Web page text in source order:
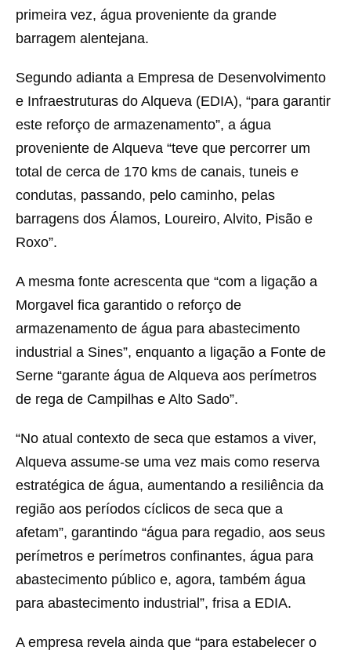
primeira vez, água proveniente da grande
barragem alentejana.
Segundo adianta a Empresa de Desenvolvimento
e Infraestruturas do Alqueva (EDIA), “para garantir
este reforço de armazenamento”, a água
proveniente de Alqueva “teve que percorrer um
total de cerca de 170 kms de canais, tuneis e
condutas, passando, pelo caminho, pelas
barragens dos Álamos, Loureiro, Alvito, Pisão e
Roxo”.
A mesma fonte acrescenta que “com a ligação a
Morgavel fica garantido o reforço de
armazenamento de água para abastecimento
industrial a Sines”, enquanto a ligação a Fonte de
Serne “garante água de Alqueva aos perímetros
de rega de Campilhas e Alto Sado”.
“No atual contexto de seca que estamos a viver,
Alqueva assume-se uma vez mais como reserva
estratégica de água, aumentando a resiliência da
região aos períodos cíclicos de seca que a
afetam”, garantindo “água para regadio, aos seus
perímetros e perímetros confinantes, água para
abastecimento público e, agora, também água
para abastecimento industrial”, frisa a EDIA.
A empresa revela ainda que “para estabelecer o